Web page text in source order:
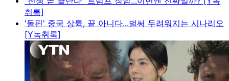
취록]
'돌핀' 중국 상륙, 끝 아니다...벌써 두려워지는 시나리오
[Y녹취록]